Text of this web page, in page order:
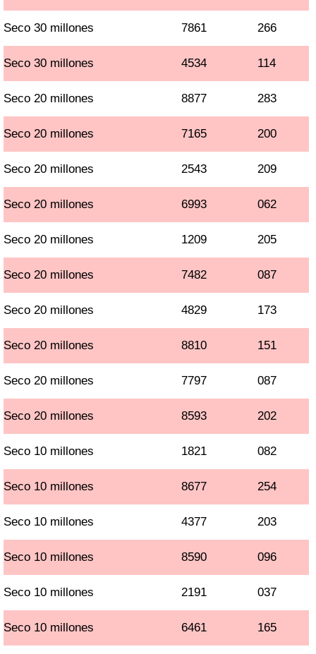
Seco 30 millones 7861 266
Seco 30 millones 4534 114
Seco 20 millones 8877 283
Seco 20 millones 7165 200
Seco 20 millones 2543 209
Seco 20 millones 6993 062
Seco 20 millones 1209 205
Seco 20 millones 7482 087
Seco 20 millones 4829 173
Seco 20 millones 8810 151
Seco 20 millones 7797 087
Seco 20 millones 8593 202
Seco 10 millones 1821 082
Seco 10 millones 8677 254
Seco 10 millones 4377 203
Seco 10 millones 8590 096
Seco 10 millones 2191 037
Seco 10 millones 6461 165